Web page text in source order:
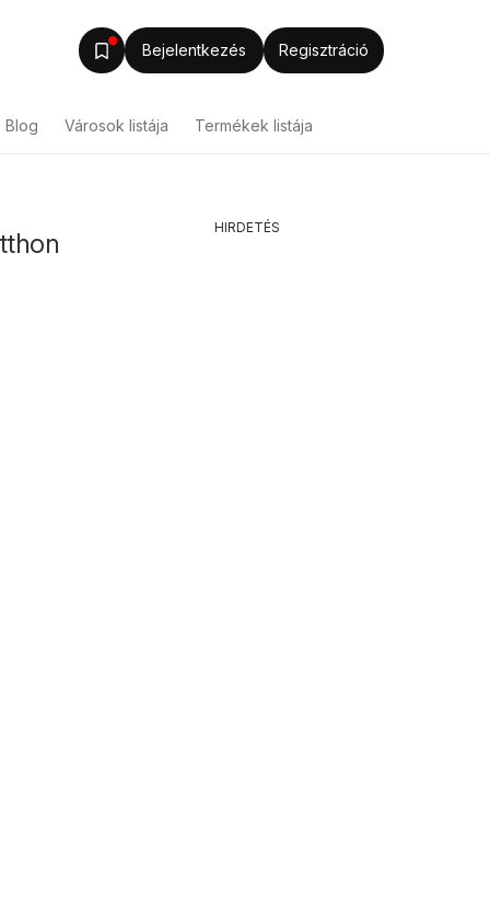
Bejelentkezés Regisztráció
Blog Városok listája Termékek listája
HIRDETÉS